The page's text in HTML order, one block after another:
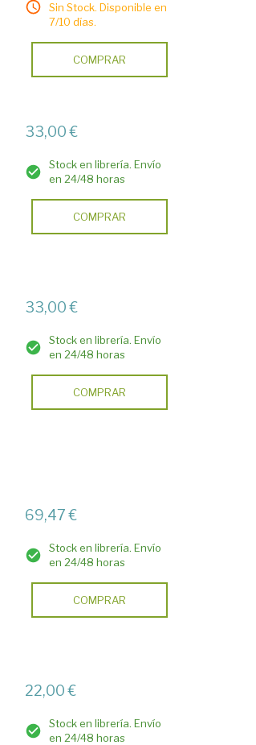
Sin Stock. Disponible en
7/10 días.
COMPRAR
33,00 €
Stock en librería. Envío
en 24/48 horas
COMPRAR
33,00 €
Stock en librería. Envío
en 24/48 horas
COMPRAR
69,47 €
Stock en librería. Envío
en 24/48 horas
COMPRAR
22,00 €
Stock en librería. Envío
en 24/48 horas